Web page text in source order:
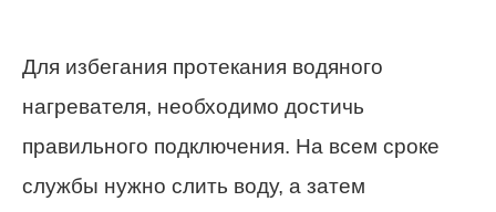
Для избегания протекания водяного
нагревателя, необходимо достичь
правильного подключения. На всем сроке
службы нужно слить воду, а затем